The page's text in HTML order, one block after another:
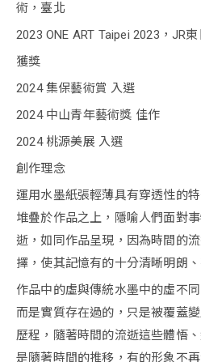
術，臺北
2023 ONE ART Taipei 2023，JR
獲獎
2024 集保藝術賞 入選
2024 中山青年藝術獎 佳作
2024 桃源美展 入選
創作理念
運用水墨紙張輕薄具有穿透性的
堆疊於作品之上，隱喻人們面對
逝，如同作品呈現，因為時間的
擇，使其記憶有的十分清晰明朗
作品中的虛與傳統水墨中的虛不
而是實質存在過的，只是被覆蓋
歷程，隨著時間的流逝這些體悟
是隨著時間的推移，有的形象不